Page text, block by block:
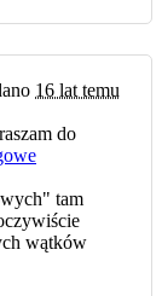
16 lat temu
do
tam
wątków